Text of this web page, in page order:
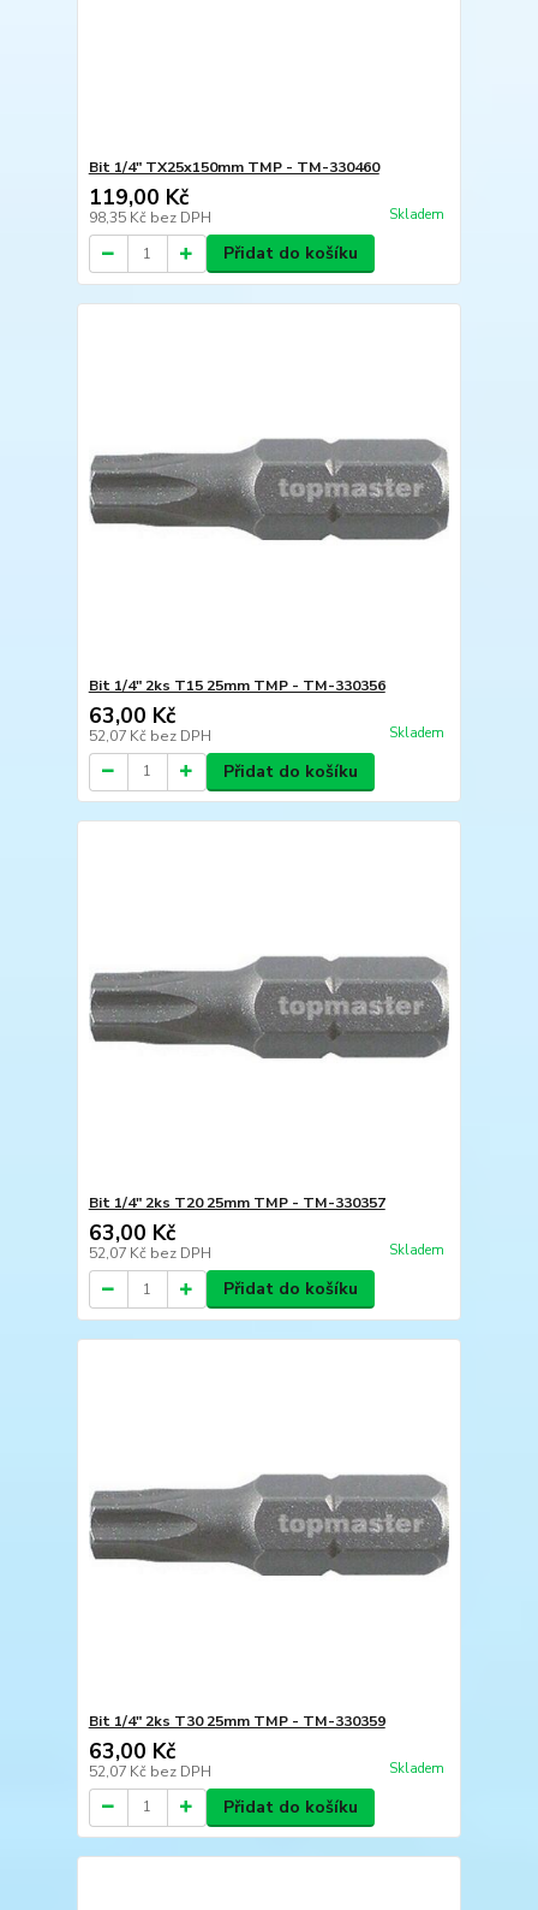
Bit 1/4" TX25x150mm TMP - TM-330460
119,00 Kč
98,35 Kč bez DPH Skladem
Přidat do košíku
Bit 1/4" 2ks T15 25mm TMP - TM-330356
63,00 Kč
52,07 Kč bez DPH Skladem
Přidat do košíku
Bit 1/4" 2ks T20 25mm TMP - TM-330357
63,00 Kč
52,07 Kč bez DPH Skladem
Přidat do košíku
Bit 1/4" 2ks T30 25mm TMP - TM-330359
63,00 Kč
52,07 Kč bez DPH Skladem
Přidat do košíku